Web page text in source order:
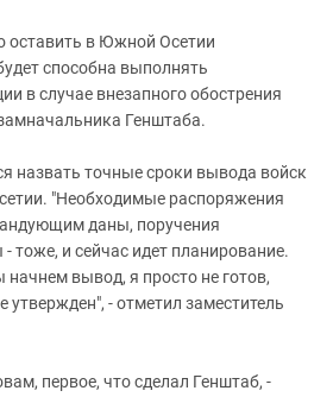
оставить в Южной Осетии
способна выполнять
в случае внезапного обострения
Генштаба.
назвать точные сроки вывода войск
"Необходимые распоряжения
даны, поручения
тоже, и сейчас идет планирование.
начнем вывод, я просто не готов,
утвержден", - отметил заместитель
первое, что сделал Генштаб, -